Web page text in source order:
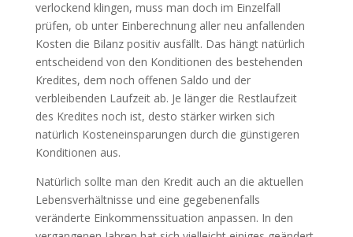
verlockend klingen, muss man doch im Einzelfall
prüfen, ob unter Einberechnung aller neu anfallenden
Kosten die Bilanz positiv ausfällt. Das hängt natürlich
entscheidend von den Konditionen des bestehenden
Kredites, dem noch offenen Saldo und der
verbleibenden Laufzeit ab. Je länger die Restlaufzeit
des Kredites noch ist, desto stärker wirken sich
natürlich Kosteneinsparungen durch die günstigeren
Konditionen aus.
Natürlich sollte man den Kredit auch an die aktuellen
Lebensverhältnisse und eine gegebenenfalls
veränderte Einkommenssituation anpassen. In den